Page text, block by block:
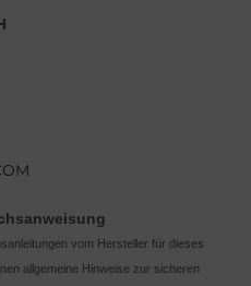
vom Hersteller für dieses
allgemeine Hinweise zur sicheren